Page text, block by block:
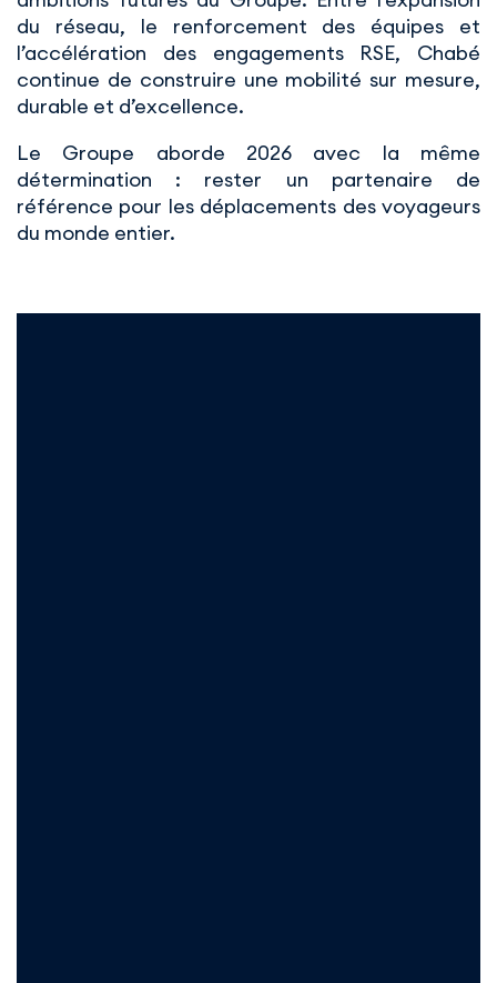
du réseau, le renforcement des équipes et
l’accélération des engagements RSE, Chabé
continue de construire une mobilité sur mesure,
durable et d’excellence.
Le Groupe aborde 2026 avec la même
détermination : rester un partenaire de
référence pour les déplacements des voyageurs
du monde entier.